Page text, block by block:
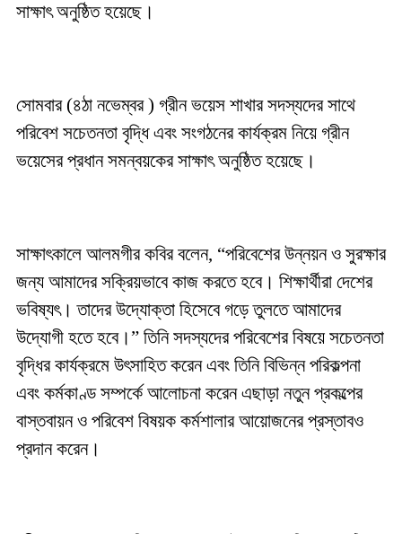
সাক্ষাৎ অনুষ্ঠিত হয়েছে।
সোমবার (৪ঠা নভেম্বর ) গ্রীন ভয়েস শাখার সদস্যদের সাথে
পরিবেশ সচেতনতা বৃদ্ধি এবং সংগঠনের কার্যক্রম নিয়ে গ্রীন
ভয়েসের প্রধান সমন্বয়কের সাক্ষাৎ অনুষ্ঠিত হয়েছে।
সাক্ষাৎকালে আলমগীর কবির বলেন, “পরিবেশের উন্নয়ন ও সুরক্ষার
জন্য আমাদের সক্রিয়ভাবে কাজ করতে হবে। শিক্ষার্থীরা দেশের
ভবিষ্যৎ। তাদের উদ্যোক্তা হিসেবে গড়ে তুলতে আমাদের
উদ্যোগী হতে হবে।” তিনি সদস্যদের পরিবেশের বিষয়ে সচেতনতা
বৃদ্ধির কার্যক্রমে উৎসাহিত করেন এবং তিনি বিভিন্ন পরিকল্পনা
এবং কর্মকাণ্ড সম্পর্কে আলোচনা করেন এছাড়া নতুন প্রকল্পের
বাস্তবায়ন ও পরিবেশ বিষয়ক কর্মশালার আয়োজনের প্রস্তাবও
প্রদান করেন।